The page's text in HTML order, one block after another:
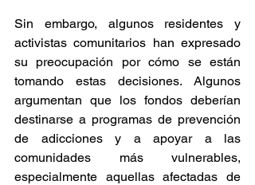
Sin embargo, algunos residentes y
activistas comunitarios han expresado
su preocupación por cómo se están
tomando estas decisiones. Algunos
argumentan que los fondos deberían
destinarse a programas de prevención
de adicciones y a apoyar a las
comunidades más vulnerables,
especialmente aquellas afectadas de